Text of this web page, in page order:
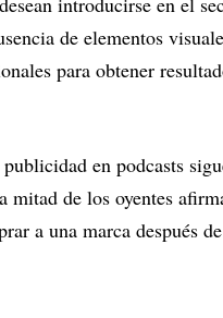
de elementos
para obtener
en podcasts
de los oyentes
a una marca después